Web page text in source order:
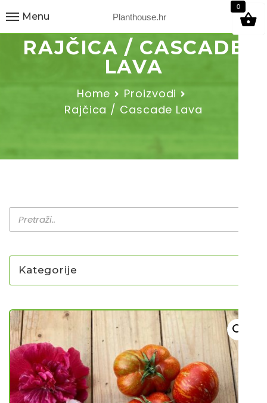
Planthouse.hr
Menu
9
RAJČICA / CASCADE
LAVA
Home
Proizvodi
Rajčica / Cascade Lava
Kategorije
SADNICE
UKRASNO BILJE I TRAJNICE
GRMOVI/DRVEĆE
HIT SEZONE*** VRTNI SLJEZOVI
0